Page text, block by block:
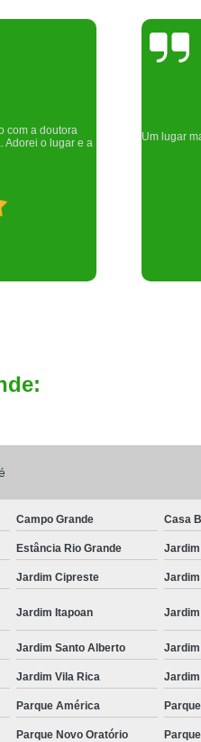
pelo que fizeram por
Campo Grande Casa
Estância Rio Grande Jardim
Jardim Cipreste
Jardim Itapoan
Jardim Santo Alberto
Jardim Vila Rica
Parque América
Parque Novo Oratório